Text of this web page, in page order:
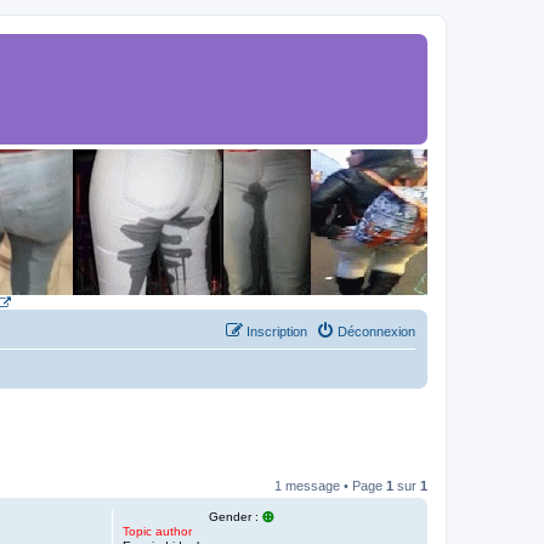
Déconnexion
Inscription
1 message • Page 1 sur 1
Topic author
Gender :